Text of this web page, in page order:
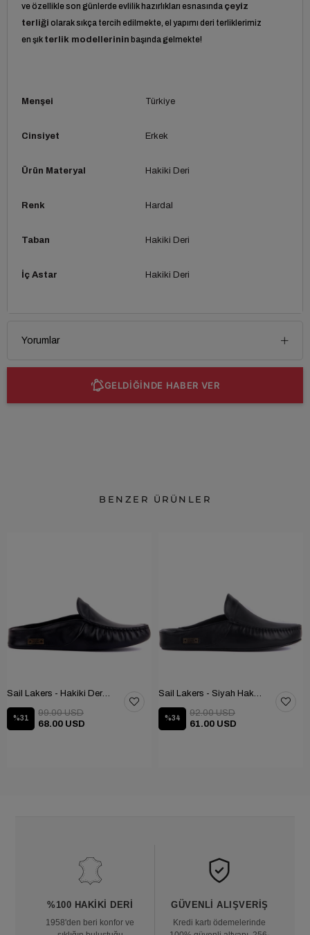
ve özellikle son günlerde evlilik hazırlıkları esnasında çeyiz
terliği olarak sıkça tercih edilmekte, el yapımı deri terliklerimiz
en şık terlik modellerinin başında gelmekte!
Menşei Türkiye
Cinsiyet Erkek
Ürün Materyal Hakiki Deri
Renk Hardal
Taban Hakiki Deri
İç Astar Hakiki Deri
Yorumlar
GELDİĞİNDE HABER VER
BENZER ÜRÜNLER
%31
68.00 USD
99.00 USD
%34
61.00 USD
92.00 USD
%100 HAKIKI DERI
1958'den beri konfor ve
GÜVENLI ALIŞVERIŞ
Kredi kartı ödemelerinde